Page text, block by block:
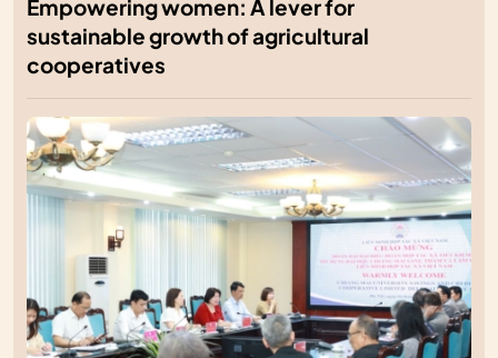
Empowering women: A lever for
sustainable growth of agricultural
cooperatives